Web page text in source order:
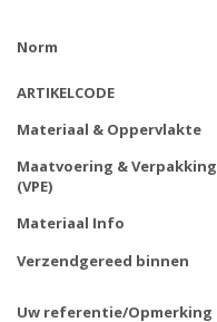
Norm
ARTIKELCODE
Materiaal & Oppervlakte
Maatvoering & Verpakking
(VPE)
Materiaal Info
Verzendgereed binnen
Uw referentie/Opmerking